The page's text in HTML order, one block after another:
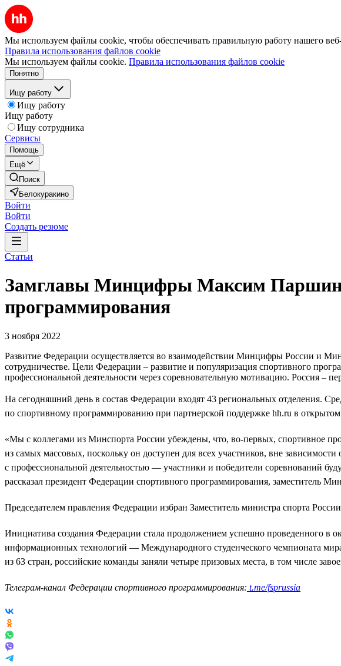
Мы используем файлы cookie, чтобы обеспечивать правильную работу нашего
Правила использования файлов cookie
Мы используем файлы cookie. Правила использования файлов cookie
Понятно
Ищу работу
Ищу работу
Ищу работу
Ищу сотрудника
Сервисы
Помощь
Ещё
Поиск
Белокуракино
Войти
Войти
Создать резюме
Статьи
Замглавы Минцифры Максим Паршин
программирования
3 ноября 2022
Развитие Федерации осуществляется во взаимодействии Минцифры России и
сотрудничестве. Цели Федерации – развитие и популяризация спортивного
профессиональной деятельности через соревновательную мотивацию. Россия –
На сегодняшний день в состав Федерации входят 43 региональных отделения.
по спортивному программированию при партнерской поддержке hh.ru в
«Мы с коллегами из Минспорта России убеждены, что, во-первых, спортивное
из самых массовых, поскольку он доступен для всех участников, вне
с профессиональной деятельностью — участники и победители соревнований
рассказал президент Федерации спортивного программирования, заместитель
Председателем правления Федерации избран Заместитель министра спорта
Инициатива создания Федерации стала продолжением успешно проведенного в
информационных технологий — Международного студенческого чемпионата
из 63 стран, российские команды заняли четыре призовых места, в том числе
Телеграм-канал Федерации спортивного программирования: t.me/fsprussia